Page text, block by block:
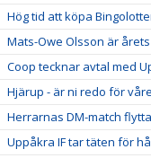
Hög tid att köpa
Mats-Owe Olsson är årets
Coop tecknar avtal med
Hjärup - är ni redo för
Herrarnas DM-match
Uppåkra IF tar täten för